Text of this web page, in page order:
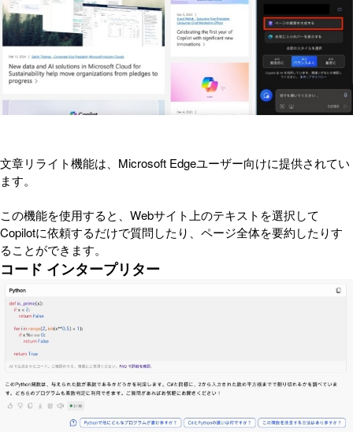
文章リライト機能は、Microsoft Edgeユーザー向けに提供されてい
ます。
この機能を使用すると、Webサイト上のテキストを選択して
Copilotに依頼するだけで質問したり、ページ全体を要約したりす
ることができます。
コード インタープリター